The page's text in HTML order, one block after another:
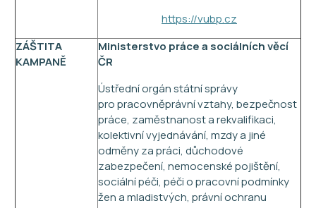
https://vubp.cz
ZÁŠTITA
KAMPANĚ
Ministerstvo práce a sociálních věcí
ČR
Ústřední orgán státní správy
pro pracovněprávní vztahy, bezpečnost
práce, zaměstnanost a rekvalifikaci,
kolektivní vyjednávání, mzdy a jiné
odměny za práci, důchodové
zabezpečení, nemocenské pojištění,
sociální péči, péči o pracovní podmínky
žen a mladistvých, právní ochranu